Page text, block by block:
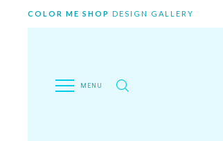
COLOR ME SHOP DESIGN GALLERY